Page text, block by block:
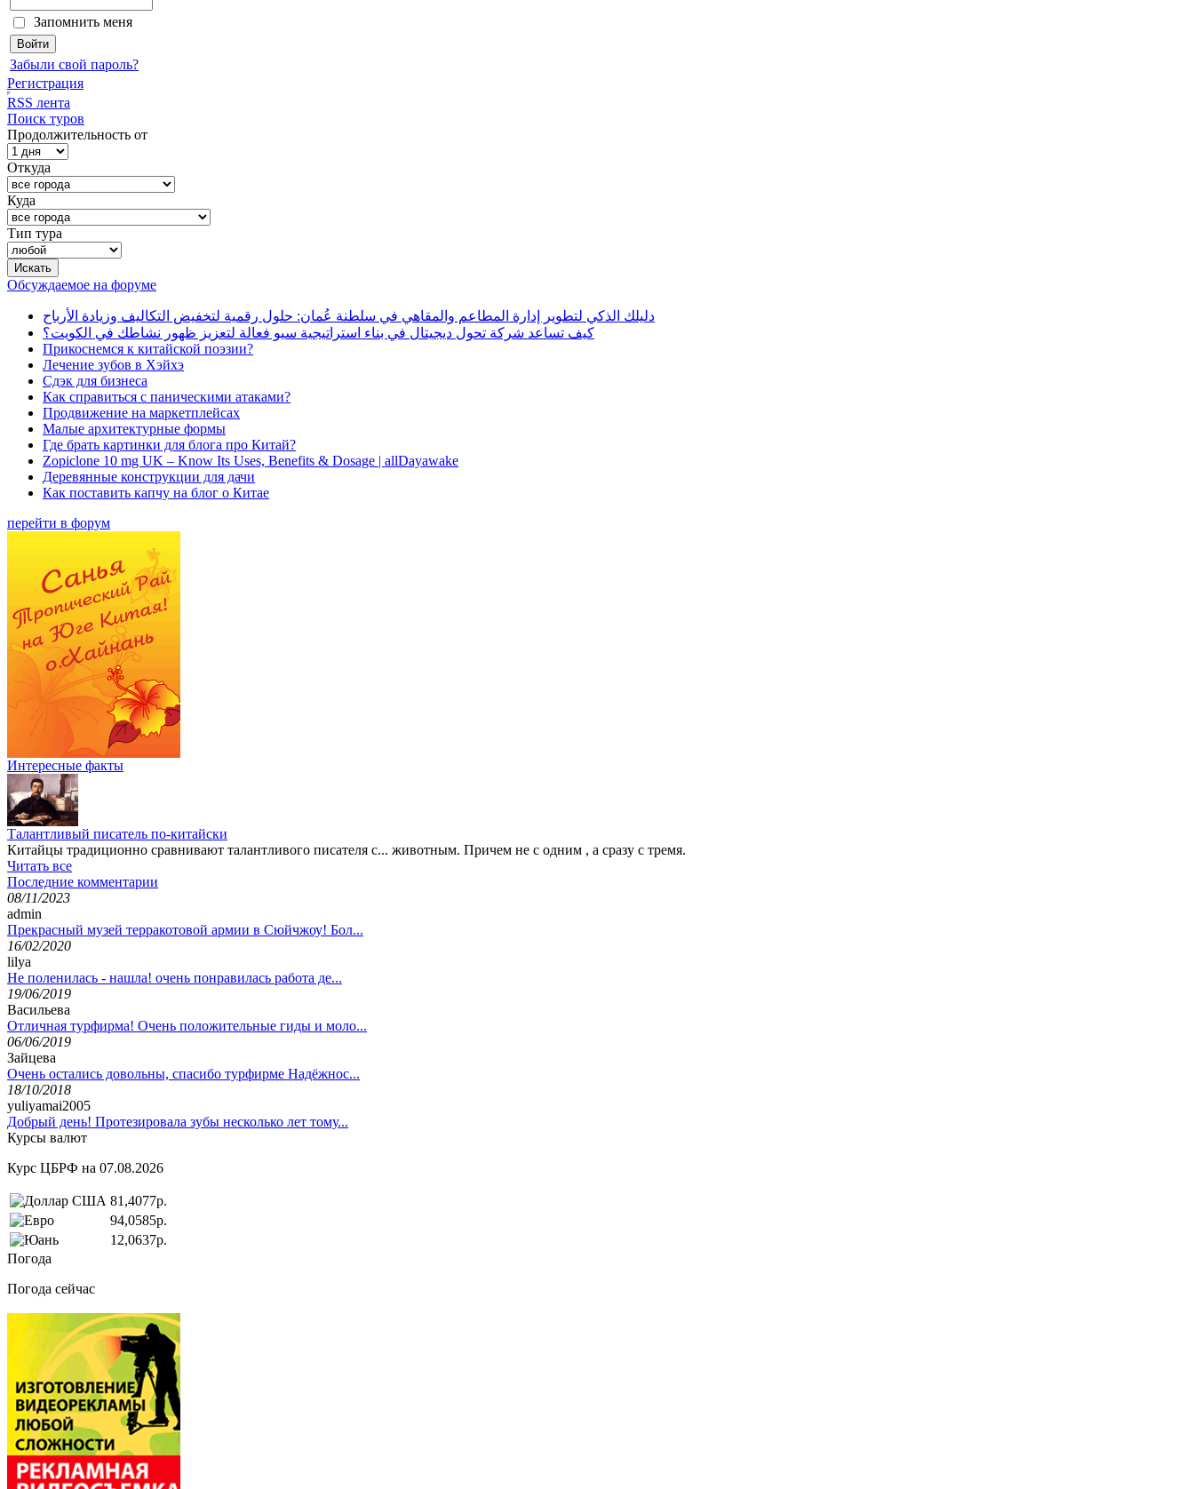
Запомнить меня
Забыли свой пароль?
Регистрация
RSS лента
Поиск туров
Продолжительность от
Откуда
Куда
Тип тура
Обсуждаемое на форуме
دليلك الذكي لتطوير إدارة المطاعم والمقاهي في سلطنة عُمان: حلول رقمية لتخفيض التكاليف وزيادة الأرباح
كيف تساعد شركة تحول ديجيتال في بناء استراتيجية سيو فعالة لتعزيز ظهور نشاطك في الكويت؟
Прикоснемся к китайской поэзии?
Лечение зубов в Хэйхэ
Сдэк для бизнеса
Как справиться с паническими атаками?
Продвижение на маркетплейсах
Малые архитектурные формы
Где брать картинки для блога про Китай?
Zopiclone 10 mg UK – Know Its Uses, Benefits & Dosage | allDayawake
Деревянные конструкции для дачи
Как поставить капчу на блог о Китае
перейти в форум
Интересные факты
Талантливый писатель по-китайски
Китайцы традиционно сравнивают талантливого писателя с... животным. Причем не с одним , а сразу с тремя.
Читать все
Последние комментарии
08/11/2023
admin
Прекрасный музей терракотовой армии в Сюйчжоу! Бол...
16/02/2020
lilya
Не поленилась - нашла! очень понравилась работа де...
19/06/2019
Васильева
Отличная турфирма! Очень положительные гиды и моло...
06/06/2019
Зайцева
Очень остались довольны, спасибо турфирме Надёжнос...
18/10/2018
yuliyamai2005
Добрый день! Протезировала зубы несколько лет тому...
Курсы валют
Курс ЦБРФ на 07.08.2026
81,4077р.
94,0585р.
12,0637р.
Погода
Погода сейчас